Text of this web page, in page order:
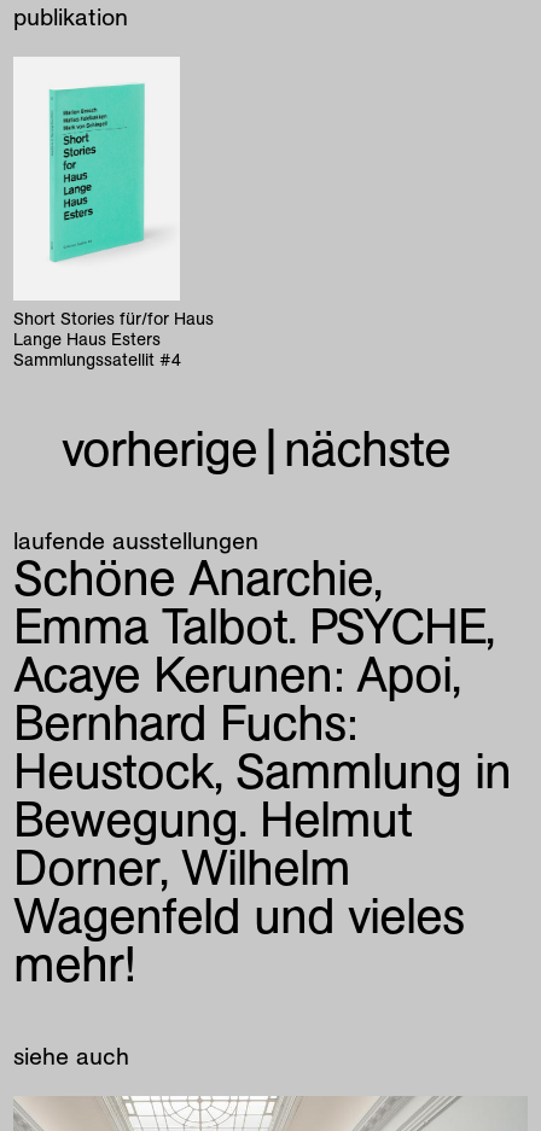
publikation
Short Stories für/for Haus
Lange Haus Esters
Sammlungssatellit #4
vorherige|nächste
laufende ausstellungen
Schöne Anarchie
Emma Talbot. PSYCHE
Acaye Kerunen: Apoi
Bernhard Fuchs:
Heustock Sammlung in
Bewegung. Helmut
Dorner, Wilhelm
Wagenfeld und vieles
mehr!
siehe auch